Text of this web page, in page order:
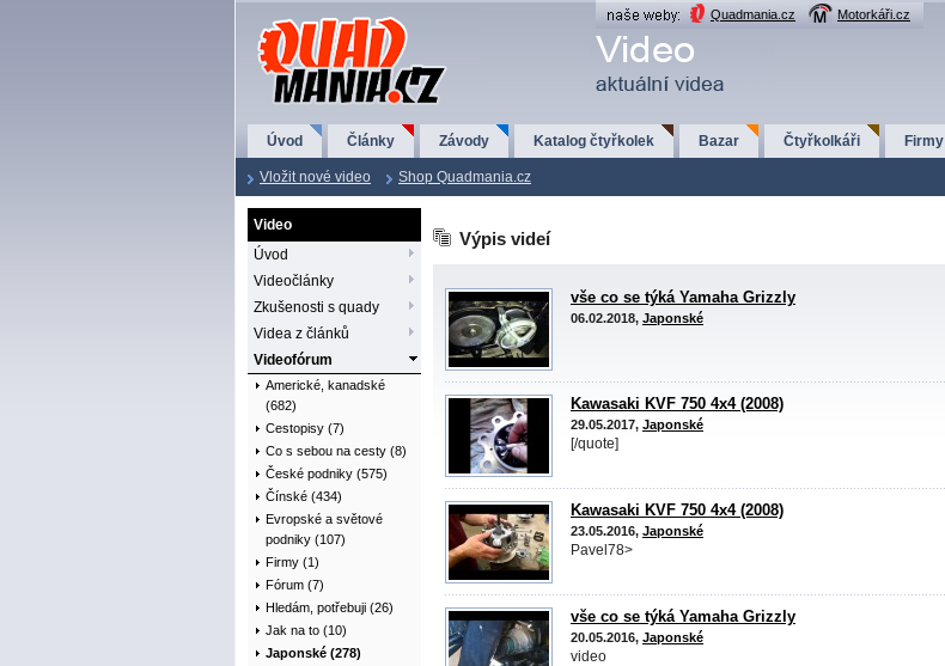
QuadMania.cz Quadmania.cz
Motorkáři.cz
Úvod Články Závody Katalog čtyřkolek Bazar Čtyřkolkáři Firmy
Vložit nové video Shop Quadmania.cz
Video
Úvod
Videočlánky
Zkušenosti s quady
Videa z článků
Videofórum
Americké, kanadské
(682)
Cestopisy (7)
Co s sebou na cesty (8)
České podniky (575)
Čínské (434)
Evropské a světové
podniky (107)
Firmy (1)
Fórum (7)
Hledám, potřebuji (26)
Jak na to (10)
Japonské (278)
Výpis videí
vše co se týká Yamaha Grizzly
06.02.2018, Japonské
Kawasaki KVF 750 4x4 (2008)
29.05.2017, Japonské
[/quote]
Kawasaki KVF 750 4x4 (2008)
23.05.2016, Japonské
Pavel78>
vše co se týká Yamaha Grizzly
20.05.2016, Japonské
video